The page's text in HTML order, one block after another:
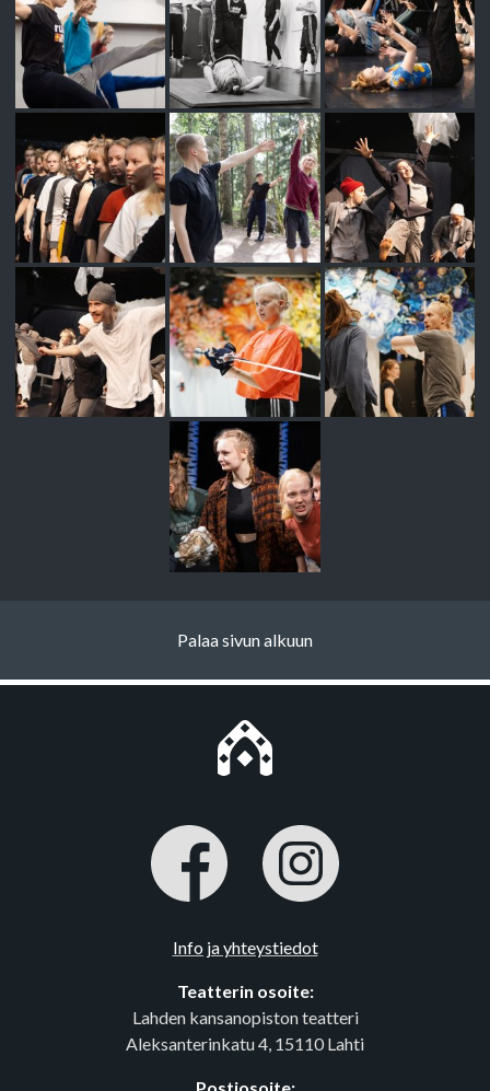
Palaa sivun alkuun
Info ja yhteystiedot
Teatterin osoite:
Lahden kansanopiston teatteri
Aleksanterinkatu 4, 15110 Lahti